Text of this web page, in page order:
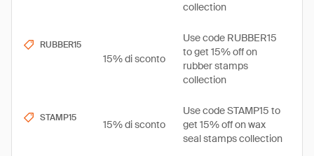
collection
RUBBER15
15% di sconto
Use code RUBBER15
to get 15% off on
rubber stamps
collection
STAMP15
15% di sconto
Use code STAMP15 to
get 15% off on wax
seal stamps collection